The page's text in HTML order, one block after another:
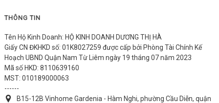
THÔNG TIN
Tên Hộ Kinh Doanh: HỘ KINH DOANH DƯƠNG THỊ HÀ
Giấy CN ĐKHKD số: 01K8027259 được cấp bởi Phòng Tài Chính Kế
Hoạch UBND Quận Nam Từ Liêm ngày 19 tháng 07 năm 2023
Mã số HKD: 8110639160
MST: 010189000063
------
B15-12B Vinhome Gardenia - Hàm Nghi, phường Cầu Diễn, quận